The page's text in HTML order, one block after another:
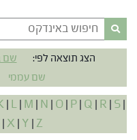
הצג תוצאה לפי: שם
שם עממי
| L| M | N | O | P| Q | R | S|
| X | Y | Z